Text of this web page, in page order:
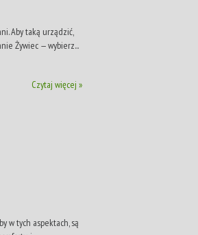
Aby taką urządzić,
Żywiec — wybierz...
Czytaj więcej »
w tych aspektach, są